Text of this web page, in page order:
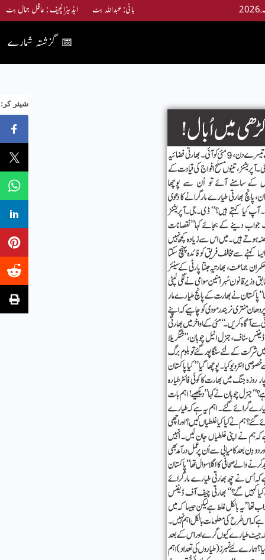
بانی: عبداللہ بٹ ایڈیٹرانچیف : عاقل جمال بٹ
گزشتہ شمارے 📅
:شیئر کر